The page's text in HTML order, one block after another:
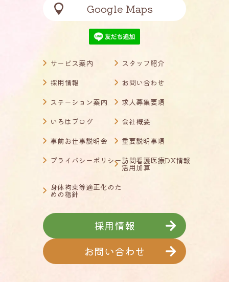
Google Maps
サービス案内
スタッフ紹介
採用情報
お問い合わせ
ステーション案内
求人募集要項
いろはブログ
会社概要
事前お仕事説明会
重要説明事項
プライバシーポリシー訪問看護医療DX情報
活用加算
身体拘束等適正化のた
めの指針
採用情報
お問い合わせ